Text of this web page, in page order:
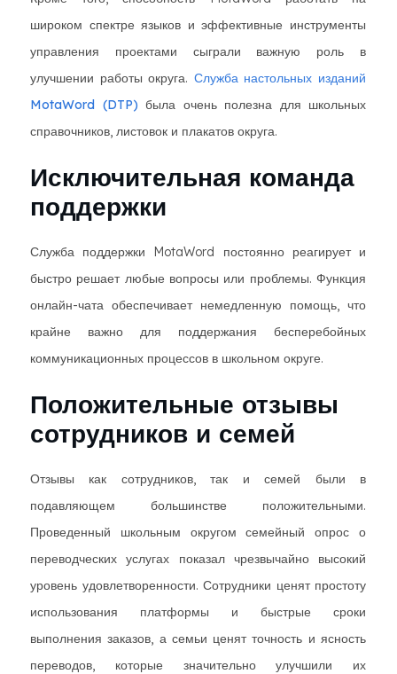
широком спектре языков и эффективные инструменты
управления проектами сыграли важную роль в
улучшении работы округа. Служба настольных изданий
MotaWord (DTP) была очень полезна для школьных
справочников, листовок и плакатов округа.
Исключительная команда
поддержки
Служба поддержки MotaWord постоянно реагирует и
быстро решает любые вопросы или проблемы. Функция
онлайн-чата обеспечивает немедленную помощь, что
крайне важно для поддержания бесперебойных
коммуникационных процессов в школьном округе.
Положительные отзывы
сотрудников и семей
Отзывы как сотрудников, так и семей были в
подавляющем большинстве положительными.
Проведенный школьным округом семейный опрос о
переводческих услугах показал чрезвычайно высокий
уровень удовлетворенности. Сотрудники ценят простоту
использования платформы и быстрые сроки
выполнения заказов, а семьи ценят точность и ясность
переводов, которые значительно улучшили их